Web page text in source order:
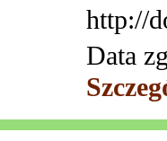
http://
Data